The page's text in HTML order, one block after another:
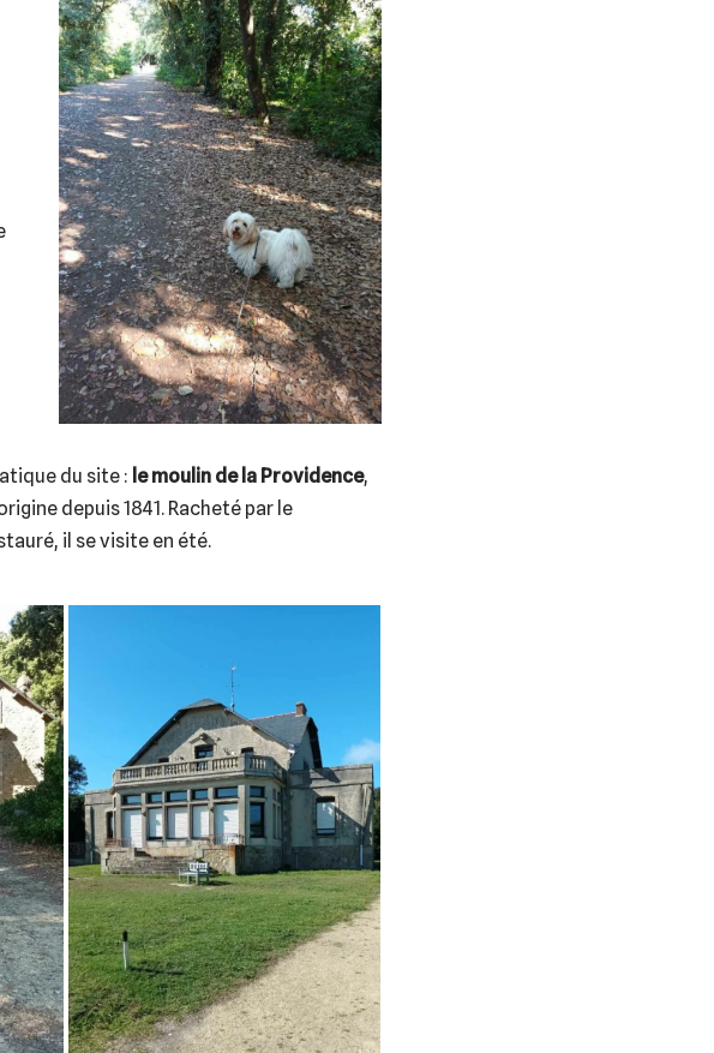
du site : le moulin de la Providence,
depuis 1841. Racheté par le
il se visite en été.